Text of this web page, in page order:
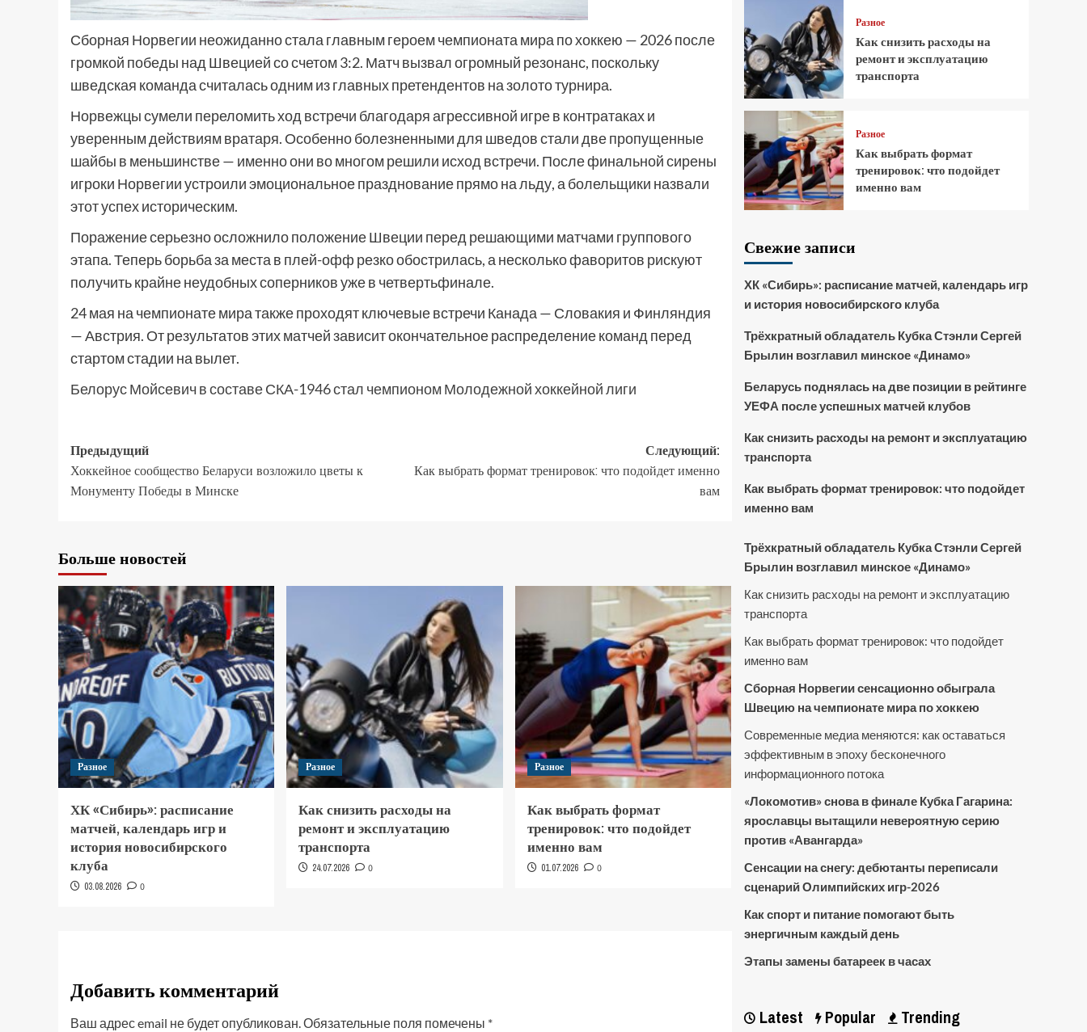
Сборная Норвегии неожиданно стала главным героем чемпионата мира по хоккею — 2026 после
громкой победы над Швецией со счетом 3:2. Матч вызвал огромный резонанс, поскольку
шведская команда считалась одним из главных претендентов на золото турнира.
Норвежцы сумели переломить ход встречи благодаря агрессивной игре в контратаках и
уверенным действиям вратаря. Особенно болезненными для шведов стали две пропущенные
шайбы в меньшинстве — именно они во многом решили исход встречи. После финальной сирены
игроки Норвегии устроили эмоциональное празднование прямо на льду, а болельщики назвали
этот успех историческим.
Поражение серьезно осложнило положение Швеции перед решающими матчами группового
этапа. Теперь борьба за места в плей-офф резко обострилась, а несколько фаворитов рискуют
получить крайне неудобных соперников уже в четвертьфинале.
24 мая на чемпионате мира также проходят ключевые встречи Канада — Словакия и Финляндия
— Австрия. От результатов этих матчей зависит окончательное распределение команд перед
стартом стадии на вылет.
Белорус Мойсевич в составе СКА-1946 стал чемпионом Молодежной хоккейной лиги
Предыдущий
Хоккейное сообщество Беларуси возложило цветы к
Монументу Победы в Минске
Следующий:
Как выбрать формат тренировок: что подойдет именно
вам
Больше новостей
Разное
ХК «Сибирь»: расписание
матчей, календарь игр и
история новосибирского
клуба
03.08.2026 0
Разное
Как снизить расходы на
ремонт и эксплуатацию
транспорта
24.07.2026 0
Разное
Как выбрать формат
тренировок: что подойдет
именно вам
01.07.2026 0
Добавить комментарий
Ваш адрес email не будет опубликован.Обязательные поля помечены *
Разное
Как снизить расходы на
ремонт и эксплуатацию
транспорта
Разное
Как выбрать формат
тренировок: что подойдет
именно вам
Свежие записи
ХК «Сибирь»: расписание матчей, календарь игр
и история новосибирского клуба
Трёхкратный обладатель Кубка Стэнли Сергей
Брылин возглавил минское «Динамо»
Беларусь поднялась на две позиции в рейтинге
УЕФА после успешных матчей клубов
Как снизить расходы на ремонт и эксплуатацию
транспорта
Как выбрать формат тренировок: что подойдет
именно вам
Трёхкратный обладатель Кубка Стэнли Сергей
Брылин возглавил минское «Динамо»
Как снизить расходы на ремонт и эксплуатацию
транспорта
Как выбрать формат тренировок: что подойдет
именно вам
Сборная Норвегии сенсационно обыграла
Швецию на чемпионате мира по хоккею
Современные медиа меняются: как оставаться
эффективным в эпоху бесконечного
информационного потока
«Локомотив» снова в финале Кубка Гагарина:
ярославцы вытащили невероятную серию
против «Авангарда»
Сенсации на снегу: дебютанты переписали
сценарий Олимпийских игр-2026
Как спорт и питание помогают быть
энергичным каждый день
Этапы замены батареек в часах
Latest Popular Trending